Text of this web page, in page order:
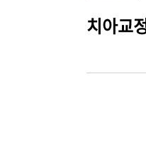
치아교